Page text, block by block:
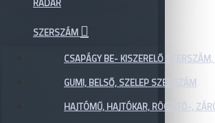
RADAR
SZERSZÁM
CSAPÁGY BE- KISZERELŐ
GUMI, BELSŐ, SZELEP SZERSZÁM
HAJTÓMŰ, HAJTÓKAR, RÖGZÍTŐ-,